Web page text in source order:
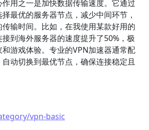
用之一是加快数据传输速度。它通过
最优的服务器节点，减少中间环节，
输时间。比如，在我使用某款好用的
到海外服务器的速度提升了50%，极
游戏体验。专业的VPN加速器通常配
动切换到最优节点，确保连接稳定且
vpn-basic